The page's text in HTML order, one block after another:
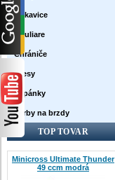
Rukavice
Okuliare
Chrániče
Dresy
Topánky
Farby na brzdy
TOP TOVAR
Minicross Ultimate Thunder
49 ccm modrá